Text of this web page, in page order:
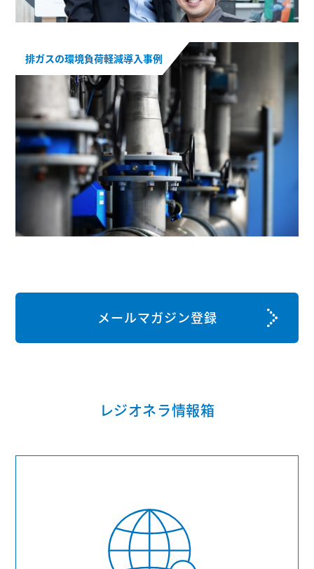
排ガスの環境負荷軽減導入事例
メールマガジン登録
レジオネラ情報箱